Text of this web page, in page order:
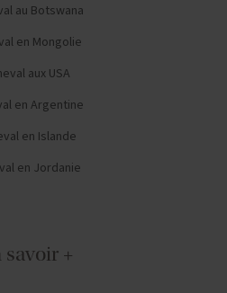
au Botswana
en Mongolie
aux USA
en Argentine
en Islande
en Jordanie
savoir +